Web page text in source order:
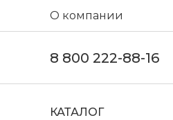
О компании
8 800 222-88-16
КАТАЛОГ